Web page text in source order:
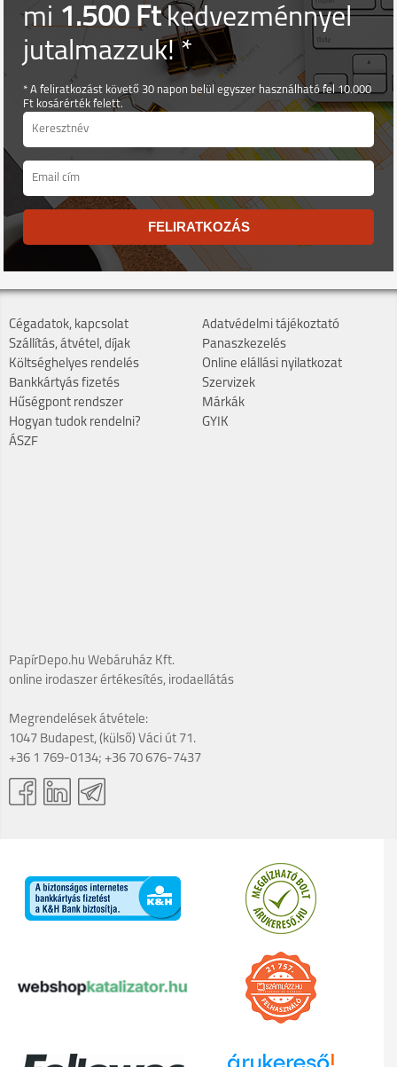
mi1.500 Ftkedvezménnyel
jutalmazzuk! *
* A feliratkozást követő 30 napon belül egyszer használható fel 10.000
Ft kosárérték felett.
FELIRATKOZÁS
Cégadatok, kapcsolat
Szállítás, átvétel, díjak
Költséghelyes rendelés
Bankkártyás fizetés
Hűségpont rendszer
Hogyan tudok rendelni?
ÁSZF
Adatvédelmi tájékoztató
Panaszkezelés
Online elállási nyilatkozat
Szervizek
Márkák
GYIK
PapírDepo.hu Webáruház Kft.
online irodaszer értékesítés, irodaellátás
Megrendelések átvétele:
1047 Budapest, (külső) Váci út 71.
+36 1 769-0134; +36 70 676-7437